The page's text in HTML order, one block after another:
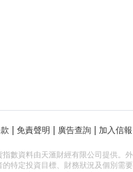
| 免責聲明 | 廣告查詢 | 加入信報
數資料由天滙財經有限公司提供。
特定投資目標、財務狀況及個別需